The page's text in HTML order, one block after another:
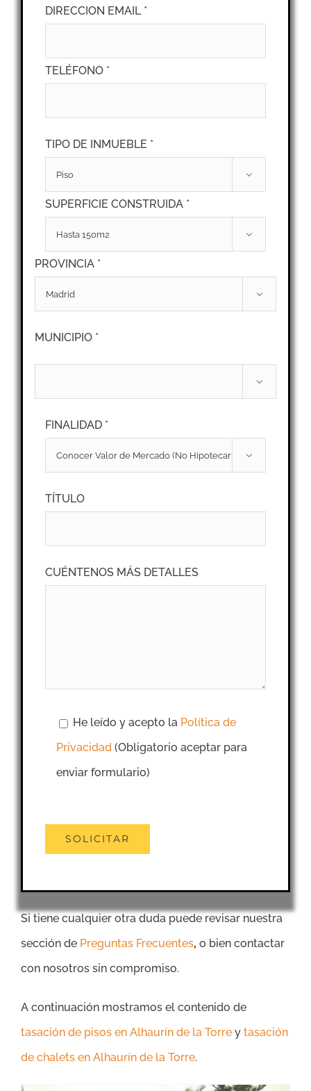
DIRECCION EMAIL *
TELÉFONO *
TIPO DE INMUEBLE *

SUPERFICIE CONSTRUIDA *

PROVINCIA *

MUNICIPIO *

FINALIDAD *

TÍTULO
CUÉNTENOS MÁS DETALLES
He leído y acepto la Política de
Privacidad (Obligatorio aceptar para
enviar formulario)
Si tiene cualquier otra duda puede revisar nuestra
sección de Preguntas Frecuentes, o bien contactar
con nosotros sin compromiso.
A continuación mostramos el contenido de
tasación de pisos en Alhaurín de la Torre y tasación
de chalets en Alhaurín de la Torre.